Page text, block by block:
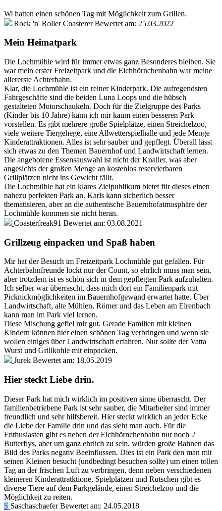
Wi hatten einen schönen Tag mit Möglichkeit zum Grillen.
Rock 'n' Roller Coasterer Bewertet am: 25.03.2022
Mein Heimatpark
Die Lochmühle wird für immer etwas ganz Besonderes bleiben. Sie
war mein erster Freizeitpark und die Eichhörnchenbahn war meine
allererste Achterbahn.
Klar, die Lochmühle ist ein reiner Kinderpark. Die aufregendsten
Fahrgeschäfte sind die beiden Luna Loops und die hübsch
gestalteten Motorschaukeln. Doch für die Zielgruppe des Parks
(Kinder bis 10 Jahre) kann ich mir kaum einen besseren Park
vorstellen. Es gibt mehrere große Spielplätze, einen Streichelzoo,
viele weitere Tiergehege, eine Allwetterspielhalle und jede Menge
Kinderattraktionen. Alles ist sehr sauber und gepflegt. Überall lässt
sich etwas zu den Themen Bauernhof und Landwirtschaft lernen.
Die angebotene Essensauswahl ist nicht der Knaller, was aber
angesichts der großen Menge an kostenlos reservierbaren
Grillplätzen nicht ins Gewicht fällt.
Die Lochmühle hat ein klares Zielpublikum bietet für dieses einen
nahezu perfekten Park an. Karls kann sicherlich besser
thematisieren, aber an die authentische Bauernhofatmosphäre der
Lochmühle kommen sie nicht heran.
Coasterfreak91 Bewertet am: 03.08.2021
Grillzeug einpacken und Spaß haben
Mir hat der Besuch im Freizeitpark Lochmühle gut gefallen. Für
Achterbahnfreunde lockt nur der Count, so ehrlich muss man sein,
aber trotzdem ist es schön sich in dem gepflegten Park aufzuhalten.
Ich selber war überrascht, dass mich dort ein Familienpark mit
Picknickmöglichkeiten im Bauernhofgewand erwartet hatte. Über
Landwirtschaft, alte Mühlen, Römer und das Leben am Elrenbach
kann man im Park viel lernen.
Diese Mischung gefiel mir gut. Gerade Familien mit kleinen
Kindern können hier einen schönen Tag verbringen und wenn sie
wollen einiges über Landwirtschaft erfahren. Nur sollte der Vatta
Wurst und Grillkohle mit einpacken.
Jurek Bewertet am: 18.05.2019
Hier steckt Liebe drin.
Dieser Park hat mich wirklich im positiven sinne überrascht. Der
familienbetriebene Park ist sehr sauber, die Mitarbeiter sind immer
freundlich und sehr hilfsbereit. Hier steckt wirklich an jeder Ecke
die Liebe der Familie drin und das sieht man auch. Für die
Enthusiasten gibt es neben der Eichhörnchenbahn nur noch 2
Butterflys, aber um ganz ehrlich zu sein, würden große Bahnen das
Bild des Parks negativ Beeinflussen. Dies ist ein Park den man mit
seinen Kleinen besucht (undbedingt besuchen sollte) um einen tollen
Tag an der frischen Luft zu verbringen, denn neben verschiedenen
kleineren Kinderattratktione, Spielplätzen und Rutschen gibt es
diverse Tiere auf dem Parkgelände, einen Streichelzoo und die
Möglichkeit zu reiten.
S Saschaschaefer Bewertet am: 24.05.2018